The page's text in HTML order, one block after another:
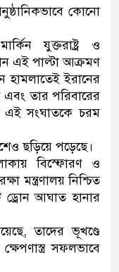
কোনো
যুক্তরাষ্ট্র ও
এই পাল্টা আক্রমণ
হামলাতেই ইরানের
এবং তার পরিবারের
সংঘাতকে চরম
ছড়িয়ে পড়েছে।
বিস্ফোরণ ও
মন্ত্রণালয় নিশ্চিত
ড্রোন আঘাত হানার
তাদের ভূখণ্ডে
সফলভাবে